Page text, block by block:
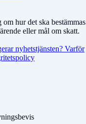
hur det ska bestämmas
eller mål om skatt.
nyhetstjänsten? Varför